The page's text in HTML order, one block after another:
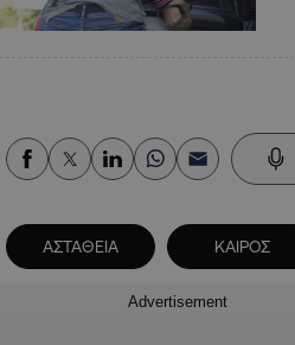
ΑΣΤΑΘΕΙΑ ΚΑΙΡΟΣ
Advertisement